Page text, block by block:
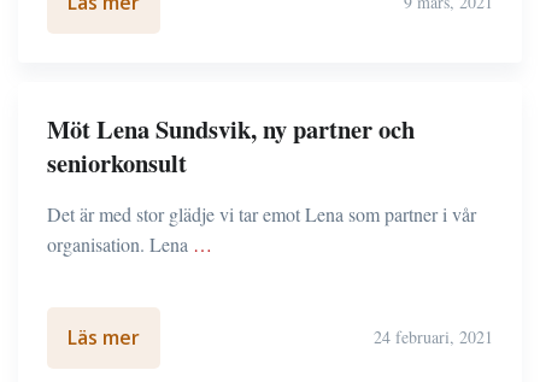
Möt Lena Sundsvik, ny partner och
seniorkonsult
Det är med stor glädje vi tar emot Lena som partner i vår
organisation. Lena …
Läs mer 24 februari, 2021